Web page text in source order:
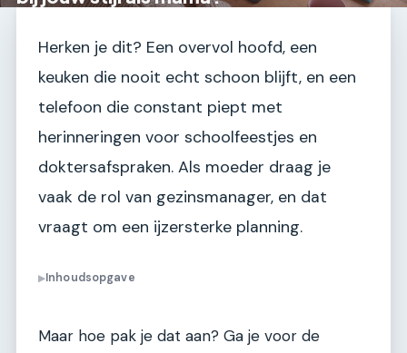
Herken je dit? Een overvol hoofd, een
keuken die nooit echt schoon blijft, en een
telefoon die constant piept met
herinneringen voor schoolfeestjes en
doktersafspraken. Als moeder draag je
vaak de rol van gezinsmanager, en dat
vraagt om een ijzersterke planning.
▶Inhoudsopgave
Maar hoe pak je dat aan? Ga je voor de